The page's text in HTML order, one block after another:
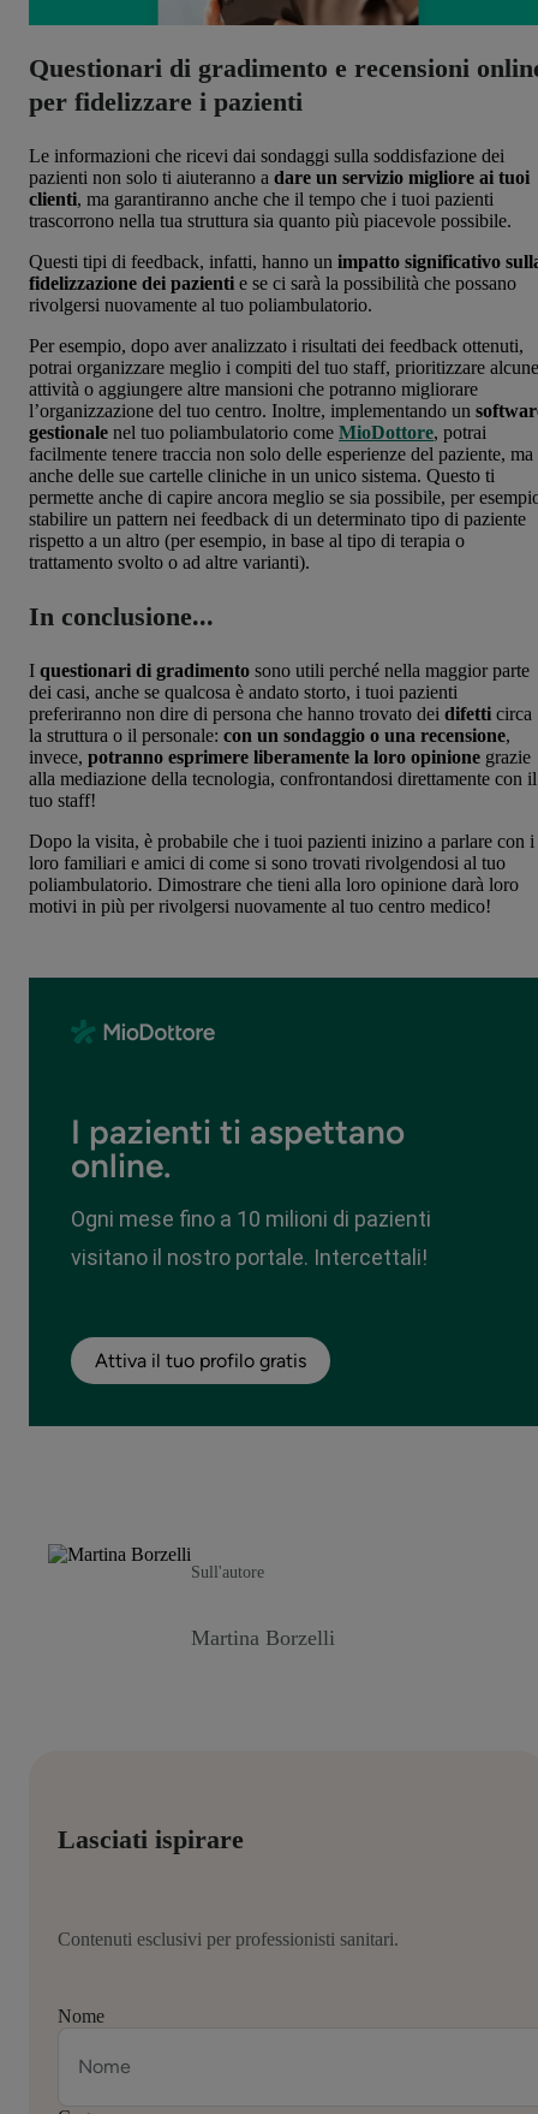
Questionari di gradimento e recensioni
per fidelizzare i pazienti
Le informazioni che ricevi dai sondaggi sulla soddisfazione dei
pazienti non solo ti aiuteranno a dare un servizio migliore ai tuoi
clienti, ma garantiranno anche che il tempo che i tuoi pazienti
trascorrono nella tua struttura sia quanto più piacevole possibile.
Questi tipi di feedback, infatti, hanno un impatto significativo
fidelizzazione dei pazienti e se ci sarà la possibilità che possano
rivolgersi nuovamente al tuo poliambulatorio.
Per esempio, dopo aver analizzato i risultati dei feedback ottenuti,
potrai organizzare meglio i compiti del tuo staff, prioritizzare alcune
attività o aggiungere altre mansioni che potranno migliorare
l’organizzazione del tuo centro. Inoltre, implementando un
gestionale nel tuo poliambulatorio come MioDottore, potrai
facilmente tenere traccia non solo delle esperienze del paziente, ma
anche delle sue cartelle cliniche in un unico sistema. Questo ti
permette anche di capire ancora meglio se sia possibile, per
stabilire un pattern nei feedback di un determinato tipo di paziente
rispetto a un altro (per esempio, in base al tipo di terapia o
trattamento svolto o ad altre varianti).
In conclusione...
I questionari di gradimento sono utili perché nella maggior parte
dei casi, anche se qualcosa è andato storto, i tuoi pazienti
preferiranno non dire di persona che hanno trovato dei difetti circa
la struttura o il personale: con un sondaggio o una recensione,
invece, potranno esprimere liberamente la loro opinione grazie
alla mediazione della tecnologia, confrontandosi direttamente con il
tuo staff!
Dopo la visita, è probabile che i tuoi pazienti inizino a parlare con i
loro familiari e amici di come si sono trovati rivolgendosi al tuo
poliambulatorio. Dimostrare che tieni alla loro opinione darà loro
motivi in più per rivolgersi nuovamente al tuo centro medico!
I pazienti ti aspettano
online.
Ogni mese fino a 10 milioni di pazienti
visitano il nostro portale. Intercettali!
Attiva il tuo profilo gratis
Sull'autore
Martina Borzelli
Lasciati ispirare
Contenuti esclusivi per professionisti sanitari.
Nome